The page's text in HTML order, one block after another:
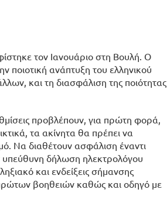
τον Ιανουάριο στη Βουλή. Ο
ποιοτική ανάπτυξη του ελληνικού
και τη διασφάλιση της ποιότητας
προβλέπουν, για πρώτη φορά,
τα ακίνητα θα πρέπει να
Να διαθέτουν ασφάλιση έναντι
υπεύθυνη δήλωση ηλεκτρολόγου
και ενδείξεις σήμανσης
βοηθειών καθώς και οδηγό με